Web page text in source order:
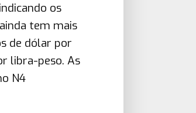
os
tem mais
de dólar por
libra-peso. As
N4